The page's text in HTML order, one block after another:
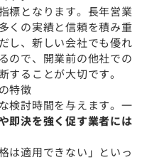
標となります。長年営業
くの実績と信頼を積み重
し、新しい会社でも優れ
ので、開業前の他社での
することが大切です。
特徴
検討時間を与えます。一
即決を強く促す業者には
は適用できない」といっ